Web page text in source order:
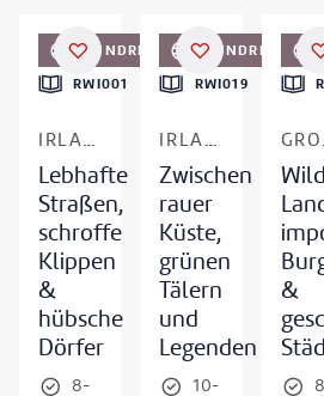
DEAL RUNDREISE
RWI001
IRLAND
Lebhafte
Straßen,
schroffe
Klippen
&
hübsche
Dörfer
8-
DEAL RUNDREISE
RWI019
IRLAND
Zwischen
rauer
Küste,
grünen
Tälern
und
Legenden
10-
DEAL
&